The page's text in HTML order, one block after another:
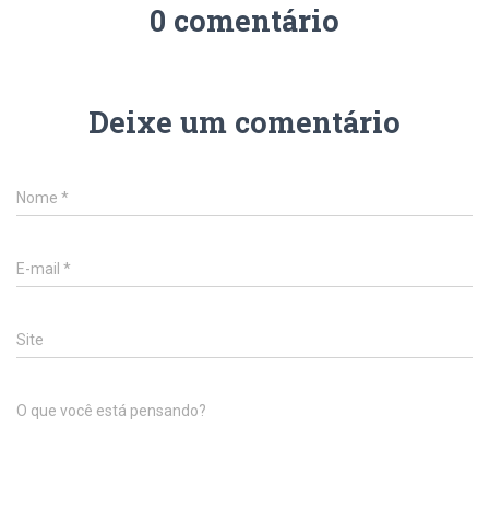
0 comentário
Deixe um comentário
Nome *
E-mail *
Site
O que você está pensando?